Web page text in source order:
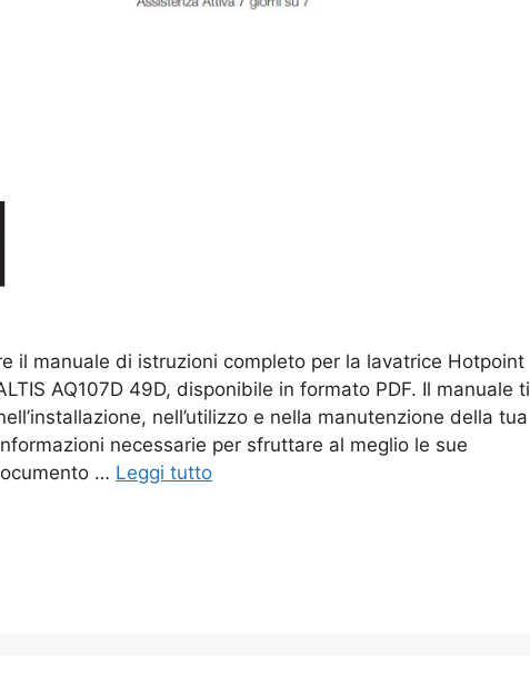
il manuale di istruzioni completo per la lavatrice Hotpoint
AQ107D 49D, disponibile in formato PDF. Il manuale ti
nell’utilizzo e nella manutenzione della tua
necessarie per sfruttare al meglio le sue
… Leggi tutto